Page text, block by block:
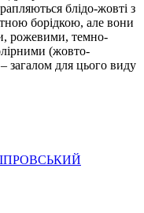
блідо-жовті з
борідкою, але вони
рожевими, темно-
(жовто-
загалом для цього виду